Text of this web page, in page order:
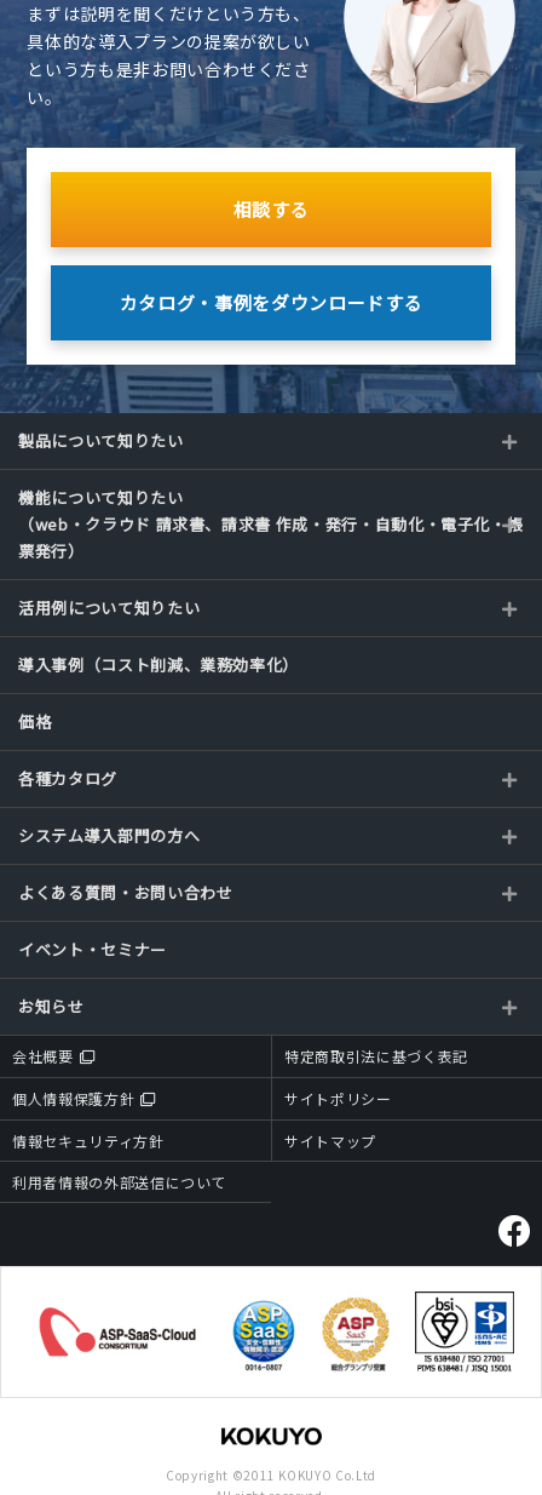
まずは説明を聞くだけという方も、
具体的な導入プランの提案が欲しい
という方も是非お問い合わせくださ
い。
相談する
カタログ・事例をダウンロードする
製品について知りたい
機能について知りたい
（web・クラウド 請求書、請求書 作成・発行・自動化・電子化・帳
票発行）
活用例について知りたい
導入事例（コスト削減、業務効率化）
価格
各種カタログ
システム導入部門の方へ
よくある質問・お問い合わせ
イベント・セミナー
お知らせ
会社概要 特定商取引法に基づく表記
個人情報保護方針 サイトポリシー
情報セキュリティ方針
サイトマップ
利用者情報の外部送信について
Copyright ©2011 KOKUYO Co.Ltd